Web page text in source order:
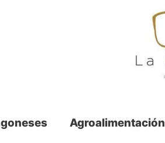
Agroalimentación